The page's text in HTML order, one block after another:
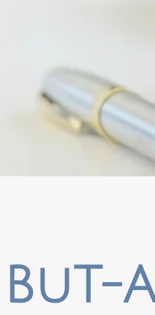
BuT-